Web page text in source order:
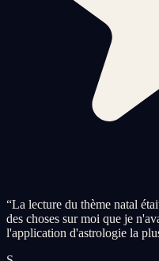
“La lecture du thème natal
des choses sur moi que je
l'application d'astrologie la